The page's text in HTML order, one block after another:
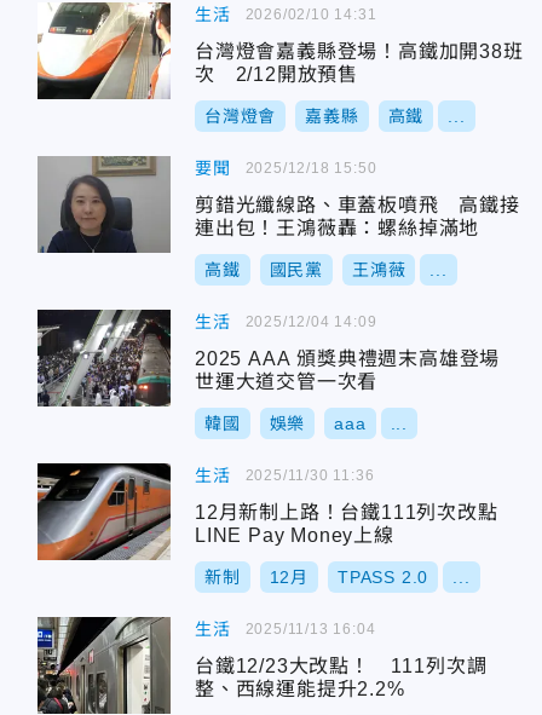
生活
台灣燈會嘉義縣登場！高鐵加開38班
次 2/12開放預售
台灣燈會 嘉義縣 高鐵
2026/02/10 14:31
要聞
剪錯光纖線路、車蓋板噴飛 高鐵接
連出包！王鴻薇轟：螺絲掉滿地
高鐵 國民黨 王鴻薇
2025/12/18 15:50
生活
2025 AAA 頒獎典禮週末高雄登場
世運大道交管一次看
韓國 娛樂 aaa
2025/12/04 14:09
生活
12月新制上路！台鐵111列次改點
LINE Pay Money上線
新制 12月 TPASS 2.0
2025/11/30 11:36
生活
台鐵12/23大改點！ 111列次調
整、西線運能提升2.2%
2025/11/13 16:04